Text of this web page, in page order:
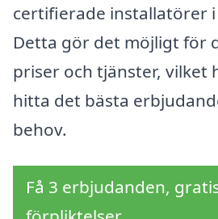
certifierade installatörer
Detta gör det möjligt för
priser och tjänster, vilket
hitta det bästa
behov.
Få 3 erbjudanden,